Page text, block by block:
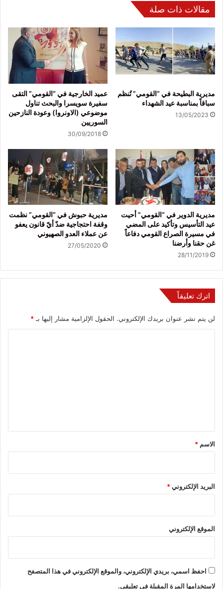
مقالات ذات صلة
مديرية البطيحة في “القومي” تُنظم
سباقاً بمناسبة عيد الشهداء
13/05/2023
عميد الخارجية في “القومي” التقى
سفيرة سويسرا والبحث تناول
موضوعي (الاونروا) وعودة النازحين
السوريين
30/09/2018
مديرية الدوير في “القومي” أحيت
عيد التأسيس وتأكيد على المضي
في مسيرة الصراع القومي دفاعاً
غن حقنا وأرضنا
28/11/2019
مديرية حبوش في “القومي” نظمت
وقفة احتجاجية ضدّ أيّ قانون يعفو
عن عملاء العدو الصهيوني
27/05/2020
اترك تعليقاً
لن يتم نشر عنوان بريدك الإلكتروني. الحقول الإلزامية مشار إليها بـ*
*
الاسم *
البريد الإلكتروني*
الموقع الإلكتروني
احفظ اسمي، بريدي الإلكتروني، والموقع الإلكتروني في هذا المتصفح
لاستخدامها المرة المقبلة في تعليقي.